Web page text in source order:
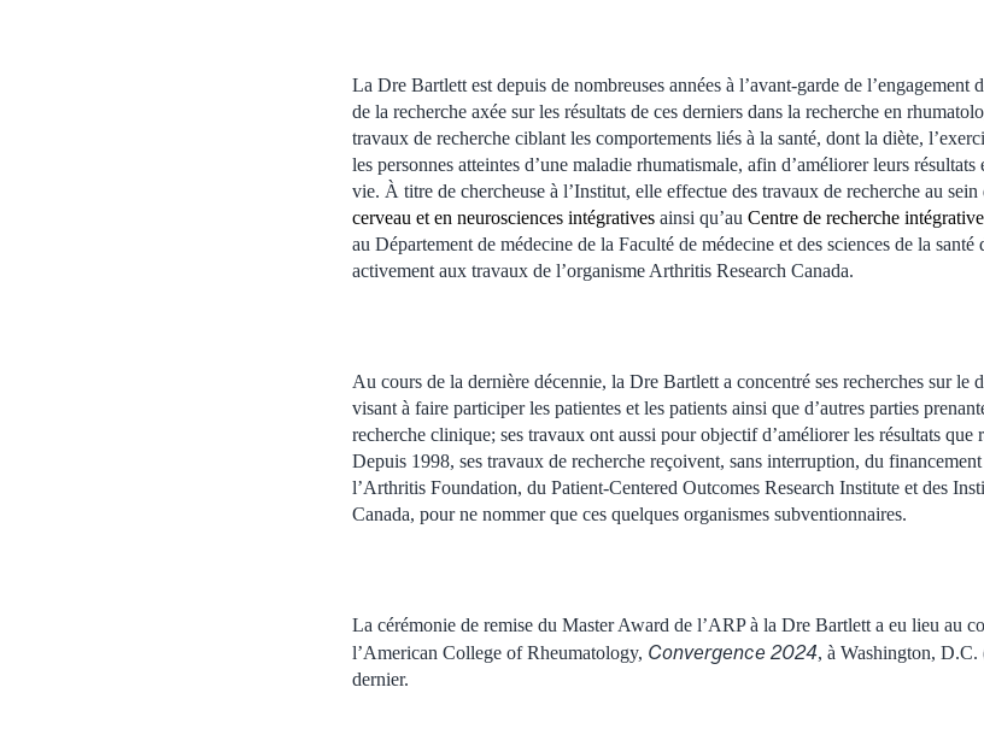
La Dre Bartlett est depuis de nombreuses années à l’avant-garde de l’engagement
de la recherche axée sur les résultats de ces derniers dans la recherche en
travaux de recherche ciblant les comportements liés à la santé, dont la diète,
les personnes atteintes d’une maladie rhumatismale, afin d’améliorer leurs
vie. À titre de chercheuse à l’Institut, elle effectue des travaux de recherche au sein
cerveau et en neurosciences intégratives ainsi qu’au Centre de recherche
au Département de médecine de la Faculté de médecine et des sciences de la
activement aux travaux de l’organisme Arthritis Research Canada.
Au cours de la dernière décennie, la Dre Bartlett a concentré ses recherches sur le
visant à faire participer les patientes et les patients ainsi que d’autres parties
recherche clinique; ses travaux ont aussi pour objectif d’améliorer les résultats que
Depuis 1998, ses travaux de recherche reçoivent, sans interruption, du
l’Arthritis Foundation, du Patient-Centered Outcomes Research Institute et des
Canada, pour ne nommer que ces quelques organismes subventionnaires.
La cérémonie de remise du Master Award de l’ARP à la Dre Bartlett a eu lieu au
l’American College of Rheumatology, Convergence 2024, à Washington,
dernier.